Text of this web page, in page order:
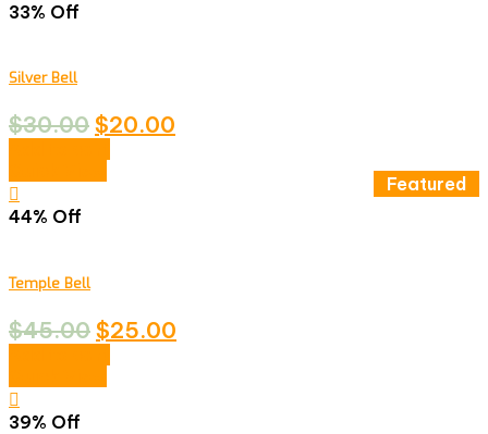
33% Off
Silver Bell
$30.00 $20.00
Featured
44% Off
Temple Bell
$45.00 $25.00
39% Off